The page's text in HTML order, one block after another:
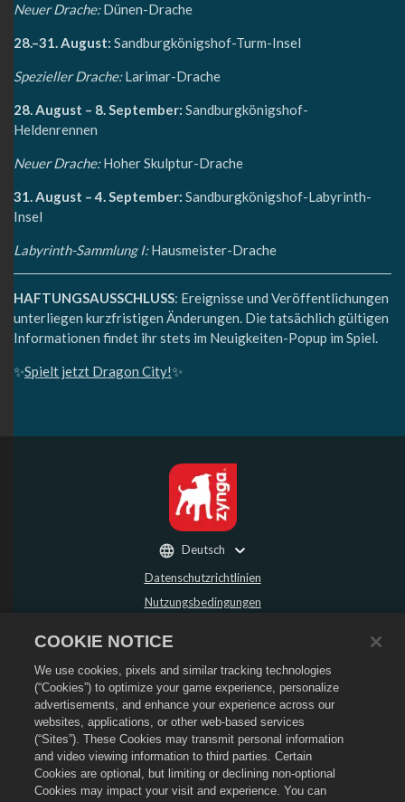
Neuer Drache:Dünen-Drache
28.–31. August: Sandburgkönigshof-Turm-Insel
Spezieller Drache:Larimar-Drache
28. August – 8. September: Sandburgkönigshof-
Heldenrennen
Neuer Drache:Hoher Skulptur-Drache
31. August – 4. September: Sandburgkönigshof-Labyrinth-
Insel
Labyrinth-Sammlung I:Hausmeister-Drache
HAFTUNGSAUSSCHLUSS: Ereignisse und Veröffentlichungen
unterliegen kurzfristigen Änderungen. Die tatsächlich gültigen
Informationen findet ihr stets im Neuigkeiten-Popup im Spiel.
✨Spielt jetzt Dragon City!✨
Datenschutzrichtlinien
Nutzungsbedingungen
Rückerstattungsrichtlinie
Cookie-Richtlinie
Store-Support
Spiel-Support
Cookie-Einstellungen
2026Social Point S.L. Dragon City und Dragon City-Logo sind Markenzeichen
von Social Point S.L. Alle Rechte vorbehalten. Der Dragon City Store wird von
Deutsch
COOKIE NOTICE
We use cookies, pixels and similar tracking technologies
(“Cookies”) to optimize your game experience, personalize
advertisements, and enhance your experience across our
websites, applications, or other web-based services
(“Sites”). These Cookies may transmit personal information
and video viewing information to third parties. Certain
Cookies are optional, but limiting or declining non-optional
Cookies may impact your visit and experience. You can